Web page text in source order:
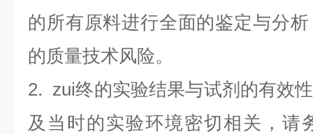
的所有原料进行全面的鉴定与分
的质量技术风险。
2. zui终的实验结果与试剂的有效
及当时的实验环境密切相关，请